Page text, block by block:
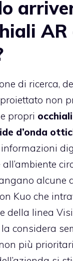
AR
di ricerca,
non
propri
d’onda
alcune
Kuo che
della linea
considera
più